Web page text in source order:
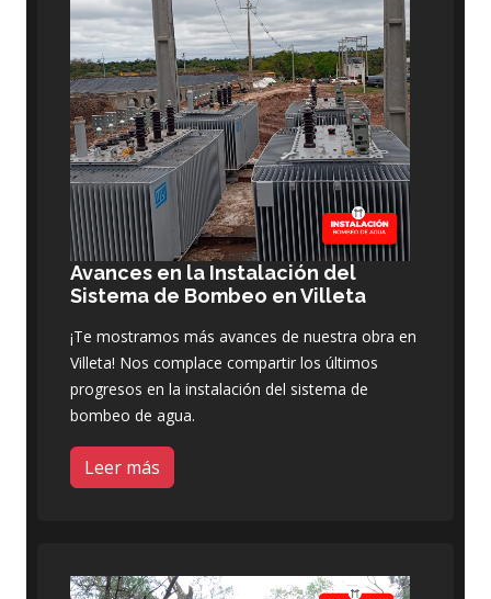
Avances en la Instalación del
Sistema de Bombeo en Villeta
¡Te mostramos más avances de nuestra obra en
Villeta! Nos complace compartir los últimos
progresos en la instalación del sistema de
bombeo de agua.
Leer más